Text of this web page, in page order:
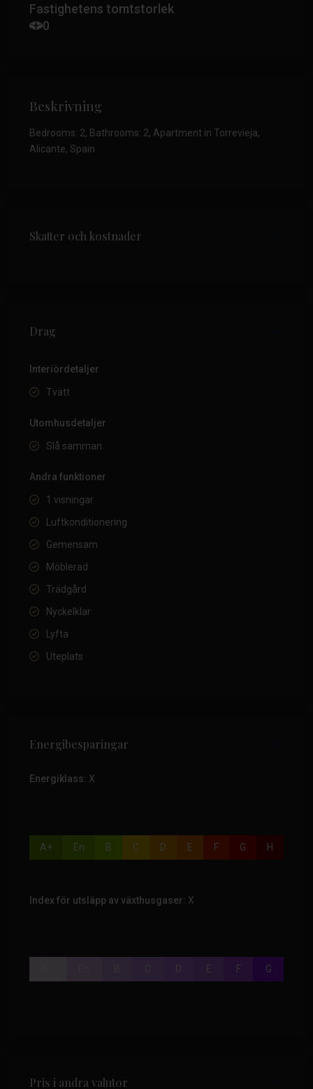
Fastighetens tomtstorlek
0
Beskrivning
Bedrooms: 2, Bathrooms: 2, Apartment in Torrevieja,
Alicante, Spain
Skatter och kostnader
Drag
Interiördetaljer
Tvätt
Utomhusdetaljer
Slå samman
Andra funktioner
1 visningar
Luftkonditionering
Gemensam
Möblerad
Trädgård
Nyckelklar
Lyfta
Uteplats
Energibesparingar
Energiklass: X
A+ En B C D E F G H
Index för utsläpp av växthusgaser: X
D E F G
Pris i andra valutor